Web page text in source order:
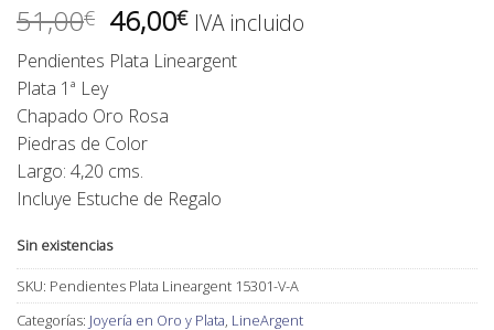
51,00€ El
precio
original
era:
51,00€.
46,00€El
precio
actual
IVA incluido
Pendientes Plata Lineargent
Plata 1ª Ley
Chapado Oro Rosa
Piedras de Color
Largo: 4,20 cms.
Incluye Estuche de Regalo
Sin existencias
SKU: Pendientes Plata Lineargent 15301-V-A
Categorías: Joyería en Oro y Plata LineArgent